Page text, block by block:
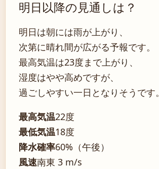
明日以降の見通しは？
明日は朝には雨が上がり、
次第に晴れ間が広がる予報です。
最高気温は23度まで上がり、
湿度はやや高めですが、
過ごしやすい一日となりそうです。
最高気温22度
最低気温18度
降水確率60%（午後）
風速南東 3 m/s